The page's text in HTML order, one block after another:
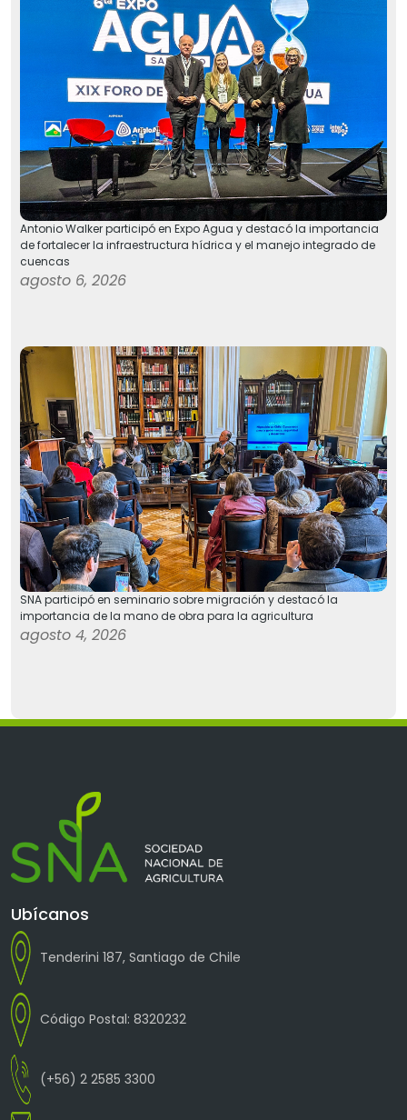
Antonio Walker participó en Expo Agua y destacó la importancia
de fortalecer la infraestructura hídrica y el manejo integrado de
cuencas
agosto 6, 2026
SNA participó en seminario sobre migración y destacó la
importancia de la mano de obra para la agricultura
agosto 4, 2026
Ubícanos
Tenderini 187, Santiago de Chile
Código Postal: 8320232
(+56) 2 2585 3300